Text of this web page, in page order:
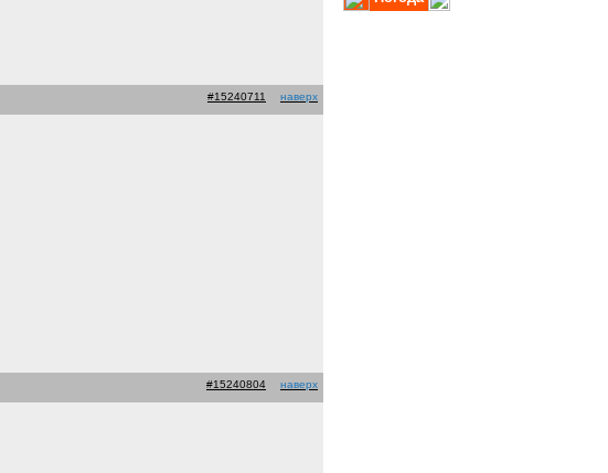
#15240711 наверх
#15240804 наверх